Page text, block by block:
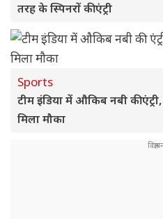
तरह के स्पिनरों की एंट्री
Sports
टीम इंडिया में औकिब नबी की
मिला मौका